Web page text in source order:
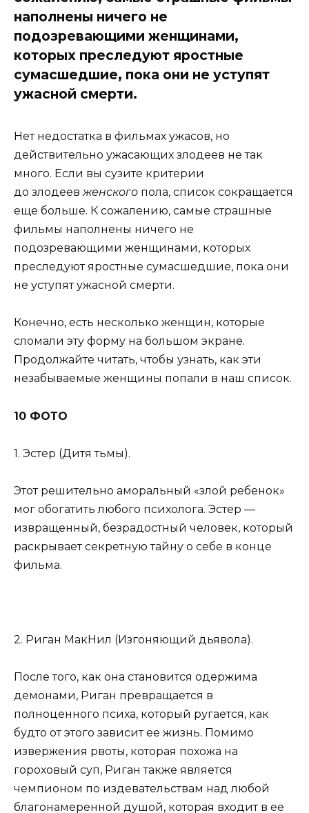
наполнены ничего не
подозревающими женщинами,
которых преследуют яростные
сумасшедшие, пока они не уступят
ужасной смерти.
Нет недостатка в фильмах ужасов, но
действительно ужасающих злодеев не так
много. Если вы сузите критерии
до злодеевженского пола, список сокращается
еще больше. К сожалению, самые страшные
фильмы наполнены ничего не
подозревающими женщинами, которых
преследуют яростные сумасшедшие, пока они
не уступят ужасной смерти.
Конечно, есть несколько женщин, которые
сломали эту форму на большом экране.
Продолжайте читать, чтобы узнать, как эти
незабываемые женщины попали в наш список.
10 ФОТО
1. Эстер (Дитя тьмы).
Этот решительно аморальный «злой ребенок»
мог обогатить любого психолога. Эстер —
извращенный, безрадостный человек, который
раскрывает секретную тайну о себе в конце
фильма.
2. Риган МакНил (Изгоняющий дьявола).
После того, как она становится одержима
демонами, Риган превращается в
полноценного психа, который ругается, как
будто от этого зависит ее жизнь. Помимо
извержения рвоты, которая похожа на
гороховый суп, Риган также является
чемпионом по издевательствам над любой
благонамеренной душой, которая входит в ее